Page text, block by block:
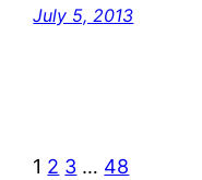
July 5, 2013
1 2 3 … 48